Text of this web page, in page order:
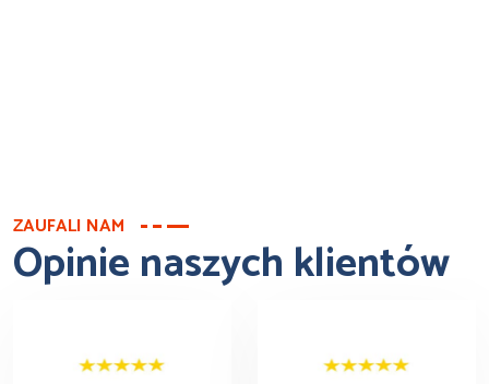
ZAUFALI NAM
Opinie naszych klientów